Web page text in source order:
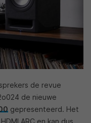
de revue
de nieuwe
gepresenteerd. Het
ARC en kan dus